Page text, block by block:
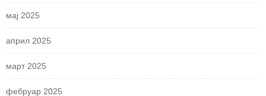
мај 2025
април 2025
март 2025
фебруар 2025